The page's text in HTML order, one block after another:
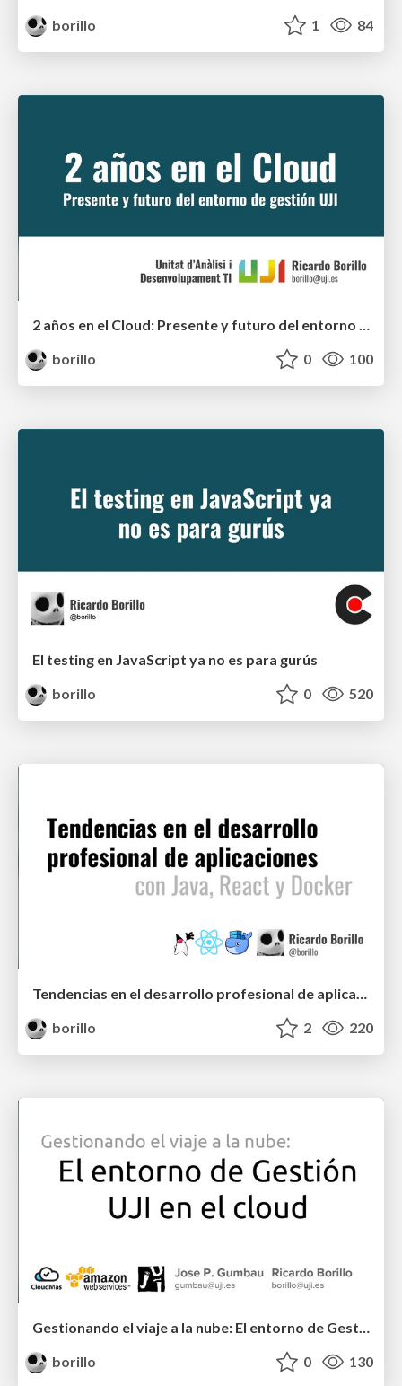
borillo 1 84
2 años en el Cloud: Presente y futuro del entorno de gestión UJI
borillo
0 100
El testing en JavaScript ya no es para gurús
borillo
0 520
Tendencias en el desarrollo profesional de aplicaciones con Java, React y Docker
borillo
2 220
Gestionando el viaje a la nube: El entorno de Gestión UJI en el cloud
borillo
0 130